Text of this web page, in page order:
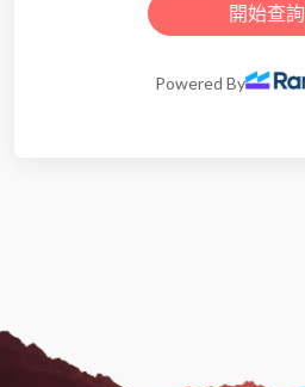
開始查詢
Powered By